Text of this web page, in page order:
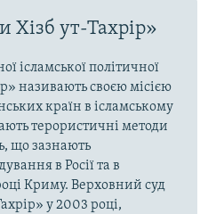
Хізб ут-Тахрір»
ісламської політичної
називають своєю місією
країн в ісламському
терористичні методи
що зазнають
в Росії та в
Криму. Верховний суд
у 2003 році,